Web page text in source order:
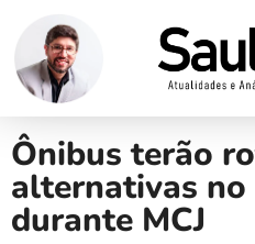
Ônibus terão
alternativas no
durante MCJ